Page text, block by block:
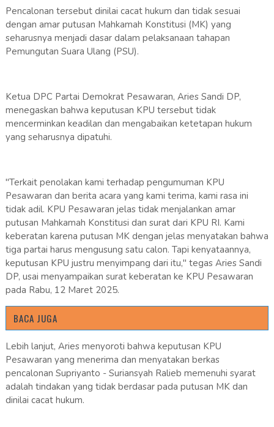
Pencalonan tersebut dinilai cacat hukum dan tidak sesuai
dengan amar putusan Mahkamah Konstitusi (MK) yang
seharusnya menjadi dasar dalam pelaksanaan tahapan
Pemungutan Suara Ulang (PSU).
Ketua DPC Partai Demokrat Pesawaran, Aries Sandi DP,
menegaskan bahwa keputusan KPU tersebut tidak
mencerminkan keadilan dan mengabaikan ketetapan hukum
yang seharusnya dipatuhi.
"Terkait penolakan kami terhadap pengumuman KPU
Pesawaran dan berita acara yang kami terima, kami rasa ini
tidak adil. KPU Pesawaran jelas tidak menjalankan amar
putusan Mahkamah Konstitusi dan surat dari KPU RI. Kami
keberatan karena putusan MK dengan jelas menyatakan bahwa
tiga partai harus mengusung satu calon. Tapi kenyataannya,
keputusan KPU justru menyimpang dari itu," tegas Aries Sandi
DP, usai menyampaikan surat keberatan ke KPU Pesawaran
pada Rabu, 12 Maret 2025.
BACA JUGA
Lebih lanjut, Aries menyoroti bahwa keputusan KPU
Pesawaran yang menerima dan menyatakan berkas
pencalonan Supriyanto - Suriansyah Ralieb memenuhi syarat
adalah tindakan yang tidak berdasar pada putusan MK dan
dinilai cacat hukum.